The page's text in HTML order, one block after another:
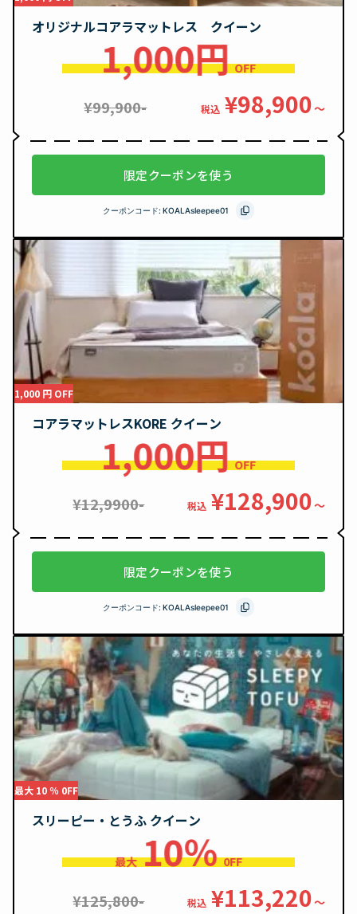
オリジナルコアラマットレス クイーン
1,000円 OFF
¥99,900- 税込 ¥98,900〜
限定クーポンを使う
クーポンコード: KOALAsleepee01
1,000 円 OFF
コアラマットレスKORE クイーン
1,000円 OFF
¥12,9900- 税込 ¥128,900〜
限定クーポンを使う
クーポンコード: KOALAsleepee01
最大 10 ％ 0FF
スリーピー・とうふ クイーン
最大 10％ 0FF
¥125,800- 税込 ¥113,220〜